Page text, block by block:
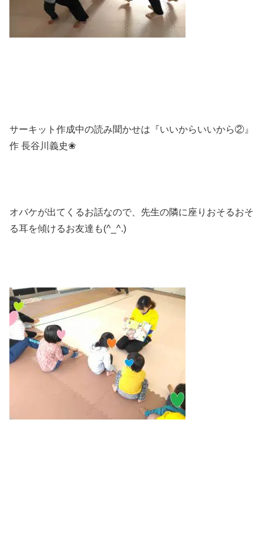
サーキット作成中の読み聞かせは『いいからいいから②』
作 長谷川義史❀
オバケが出てくるお話なので、先生の隣に座りおそるおそ
る耳を傾けるお友達も(^_^.)